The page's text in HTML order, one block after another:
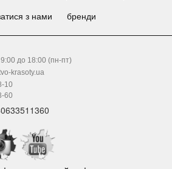
з нами бренди
до 18:00 (пн-пт)
krasoty.ua
10
60